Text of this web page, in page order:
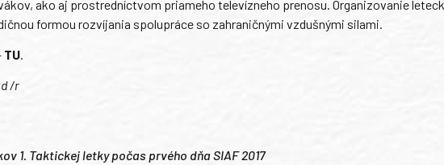
ako aj prostredníctvom priameho televízneho prenosu. Organizovanie
formou rozvíjania spolupráce so zahraničnými vzdušnými silami.
TU.
/r
1. Taktickej letky počas prvého dňa SIAF 2017